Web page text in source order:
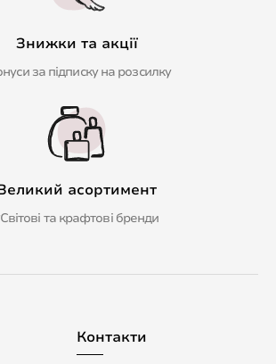
Знижки та акції
за підписку на розсилку
асортимент
та крафтові бренди
Контакти